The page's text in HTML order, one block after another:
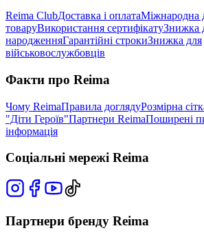
Reima ClubДоставка і оплатаМіжнародна
товаруВикористання сертифікатуЗнижка
народженняГарантійні строкиЗнижка для
військовослужбовців
Факти про Reima
Чому ReimaПравила доглядуРозмірна
"Діти Героїв"Партнери ReimaПоширені
інформація
Соціальні мережі Reima
Партнери бренду Reima